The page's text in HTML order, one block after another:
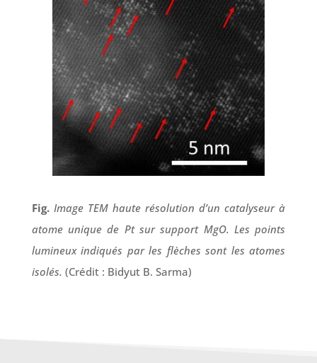
Fig. Image TEM haute résolution d’un catalyseur à
atome unique de Pt sur support MgO. Les points
lumineux indiqués par les flèches sont les atomes
isolés. (Crédit : Bidyut B. Sarma)